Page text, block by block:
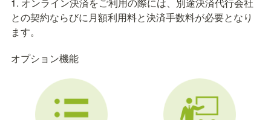
1. オンライン決済をご利用の際には、別途決済代行会社
との契約ならびに月額利用料と決済手数料が必要となり
ます。
オプション機能